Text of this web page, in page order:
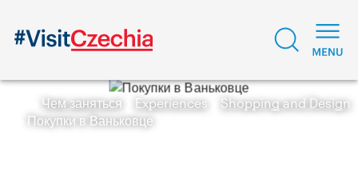
Чем заняться Experiences
Shopping and Design
Покупки в Ваньковце